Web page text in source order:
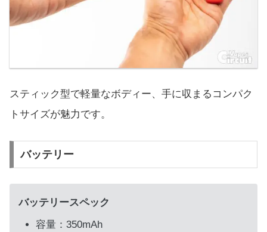
スティック型で軽量なボディー、手に収まるコンパク
トサイズが魅力です。
バッテリー
バッテリースペック
容量：350mAh